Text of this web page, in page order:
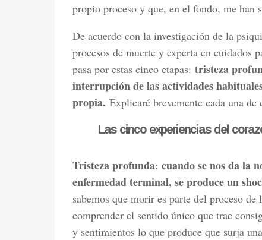
propio proceso y que, en el fondo, me han
De acuerdo con la investigación de la
procesos de muerte y experta en cuidados
pasa por estas cinco etapas: tristeza
interrupción de las actividades
propia. Explicaré brevemente cada una de
Las cinco experiencias del
Tristeza profunda: cuando se nos da la
enfermedad terminal, se produce un
sabemos que morir es parte del proceso
comprender el sentido único que trae
y sentimientos lo que produce que surja